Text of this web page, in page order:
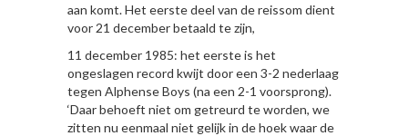
aan komt. Het eerste deel van de reissom dient
voor 21 december betaald te zijn,
11 december 1985: het eerste is het
ongeslagen record kwijt door een 3-2 nederlaag
tegen Alphense Boys (na een 2-1 voorsprong).
‘Daar behoeft niet om getreurd te worden, we
zitten nu eenmaal niet gelijk in de hoek waar de